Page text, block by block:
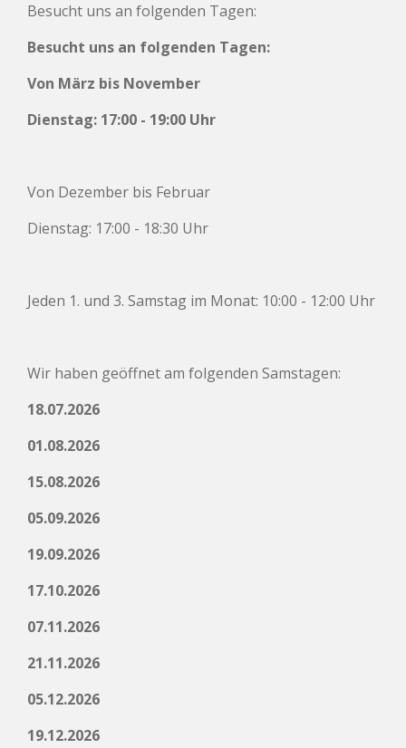
Besucht uns an folgenden Tagen:
Besucht uns an folgenden Tagen:
Von März bis November
Dienstag: 17:00 - 19:00 Uhr
Von Dezember bis Februar
Dienstag: 17:00 - 18:30 Uhr
Jeden 1. und 3. Samstag im Monat: 10:00 - 12:00 Uhr
Wir haben geöffnet am folgenden Samstagen:
18.07.2026
01.08.2026
15.08.2026
05.09.2026
19.09.2026
17.10.2026
07.11.2026
21.11.2026
05.12.2026
19.12.2026